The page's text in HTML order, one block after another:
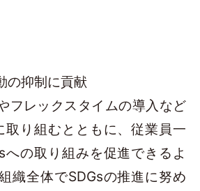
の抑制に貢献
フレックスタイムの導入など
取り組むとともに、従業員一
への取り組みを促進できるよ
織全体でSDGsの推進に努め